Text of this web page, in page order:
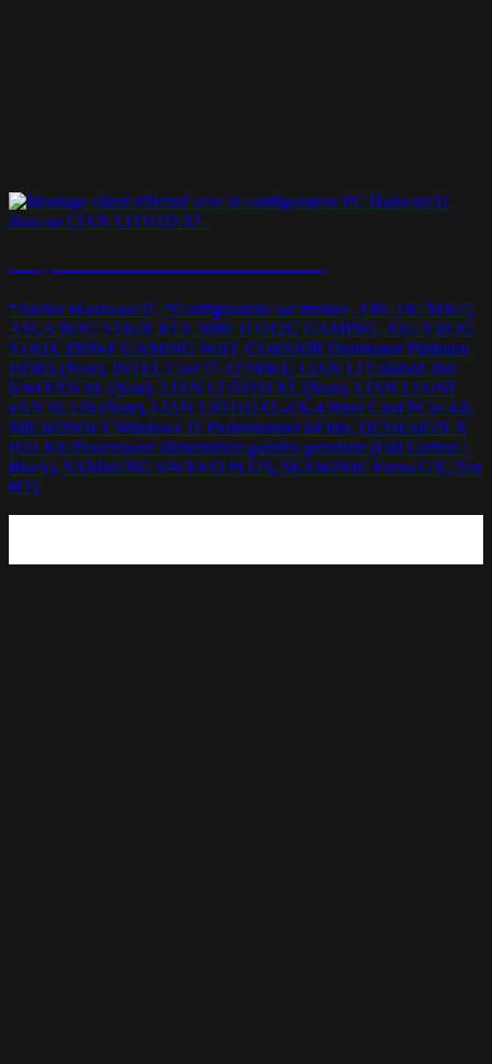
*Atelier Hardware31, *Configurateur sur mesure, ARCTIC MX-5,
ASUS ROG STRIX RTX 3080 Ti O12G GAMING, ASUS ROG
STRIX Z690-F GAMING WIFI, CORSAIR Dominator Platinum
DDR5 (Noir), INTEL Core i7-12700KF, LIAN LI Galahad 360
UNI FAN SL (Noir), LIAN LI O11D XL (Noir), LIAN LI UNI
FAN SL120 (Noir), LIAN LIO11DXL-1X-4 Riser Card PCIe 4.0,
MICROSOFT Windows 11 Professionnel 64 bits, OCDESIGN X
H31 Kit d'extensions alimentation gainées premium (Full Carbon /
Black), SAMSUNG 970 EVO PLUS, SEASONIC Focus GX, Zen
H31